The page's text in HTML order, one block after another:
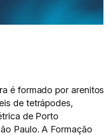
é formado por arenitos
de tetrápodes,
de Porto
Paulo. A Formação